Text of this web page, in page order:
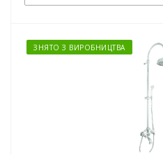
ЗНЯТО З ВИРОБНИЦТВА